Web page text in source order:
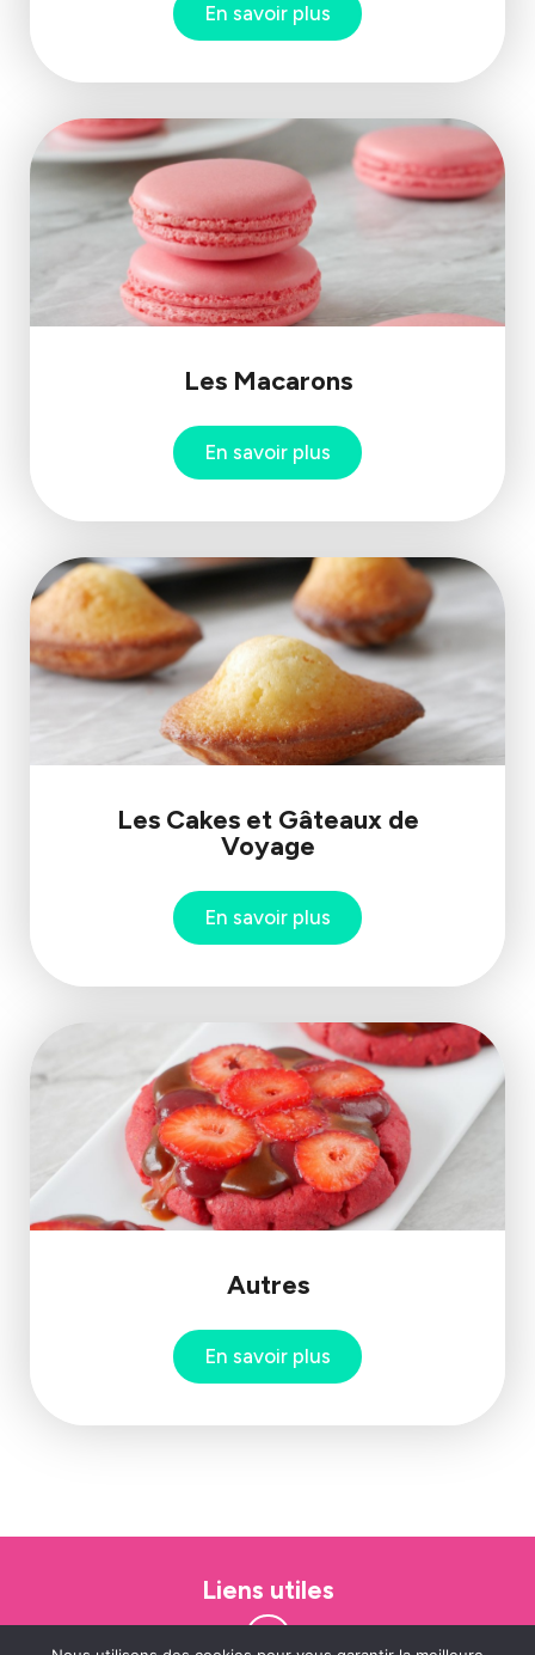
En savoir plus
Les Macarons
En savoir plus
Les Cakes et Gâteaux de
Voyage
En savoir plus
Autres
En savoir plus
Liens utiles